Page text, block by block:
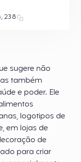
sugere não
também
e poder. Ele
logotipos de
em lojas de
de
para criar
238